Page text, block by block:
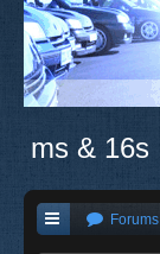
ms & 16s
Forums